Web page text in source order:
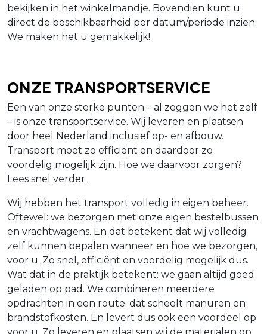
bekijken in het winkelmandje. Bovendien kunt u
direct de beschikbaarheid per datum/periode inzien.
We maken het u gemakkelijk!
Onze Transportservice
Een van onze sterke punten – al zeggen we het zelf
– is onze transportservice. Wij leveren en plaatsen
door heel Nederland inclusief op- en afbouw.
Transport moet zo efficiënt en daardoor zo
voordelig mogelijk zijn. Hoe we daarvoor zorgen?
Lees snel verder.
Wij hebben het transport volledig in eigen beheer.
Oftewel: we bezorgen met onze eigen bestelbussen
en vrachtwagens. En dat betekent dat wij volledig
zelf kunnen bepalen wanneer en hoe we bezorgen,
voor u. Zo snel, efficiënt en voordelig mogelijk dus.
Wat dat in de praktijk betekent: we gaan altijd goed
geladen op pad. We combineren meerdere
opdrachten in een route; dat scheelt manuren en
brandstofkosten. En levert dus ook een voordeel op
voor u. Zo leveren en plaatsen wij de materialen op